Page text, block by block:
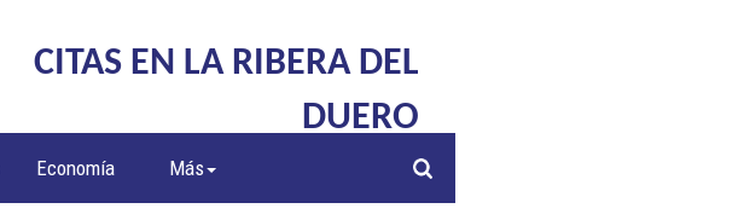
CITAS EN LA RIBERA DEL
DUERO
Economía Más